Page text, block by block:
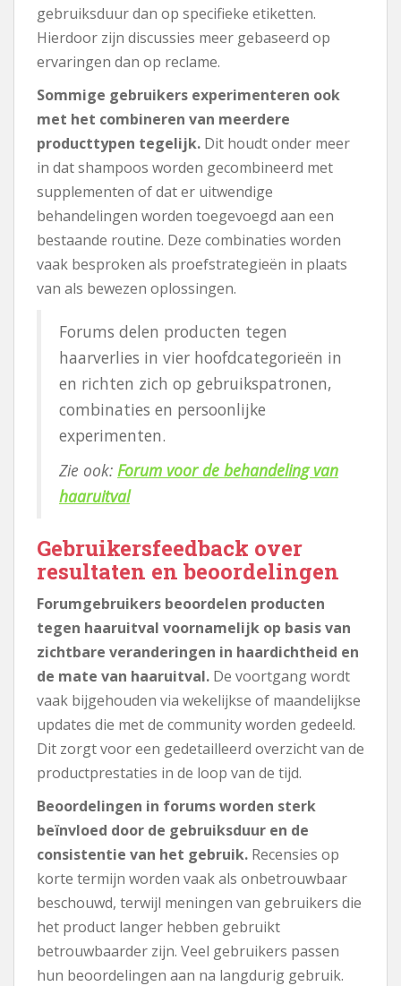
gebruiksduur dan op specifieke etiketten.
Hierdoor zijn discussies meer gebaseerd op
ervaringen dan op reclame.
Sommige gebruikers experimenteren ook
met het combineren van meerdere
producttypen tegelijk. Dit houdt onder meer
in dat shampoos worden gecombineerd met
supplementen of dat er uitwendige
behandelingen worden toegevoegd aan een
bestaande routine. Deze combinaties worden
vaak besproken als proefstrategieën in plaats
van als bewezen oplossingen.
Forums delen producten tegen
haarverlies in vier hoofdcategorieën in
en richten zich op gebruikspatronen,
combinaties en persoonlijke
experimenten.
Zie ook: Forum voor de behandeling van
haaruitval
Gebruikersfeedback over
resultaten en beoordelingen
Forumgebruikers beoordelen producten
tegen haaruitval voornamelijk op basis van
zichtbare veranderingen in haardichtheid en
de mate van haaruitval. De voortgang wordt
vaak bijgehouden via wekelijkse of maandelijkse
updates die met de community worden gedeeld.
Dit zorgt voor een gedetailleerd overzicht van de
productprestaties in de loop van de tijd.
Beoordelingen in forums worden sterk
beïnvloed door de gebruiksduur en de
consistentie van het gebruik. Recensies op
korte termijn worden vaak als onbetrouwbaar
beschouwd, terwijl meningen van gebruikers die
het product langer hebben gebruikt
betrouwbaarder zijn. Veel gebruikers passen
hun beoordelingen aan na langdurig gebruik.